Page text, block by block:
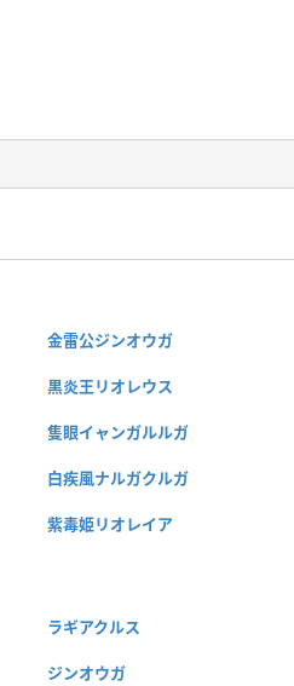
金雷公ジンオウガ
黒炎王リオレウス
隻眼イャンガルルガ
白疾風ナルガクルガ
紫毒姫リオレイア
ラギアクルス
ジンオウガ